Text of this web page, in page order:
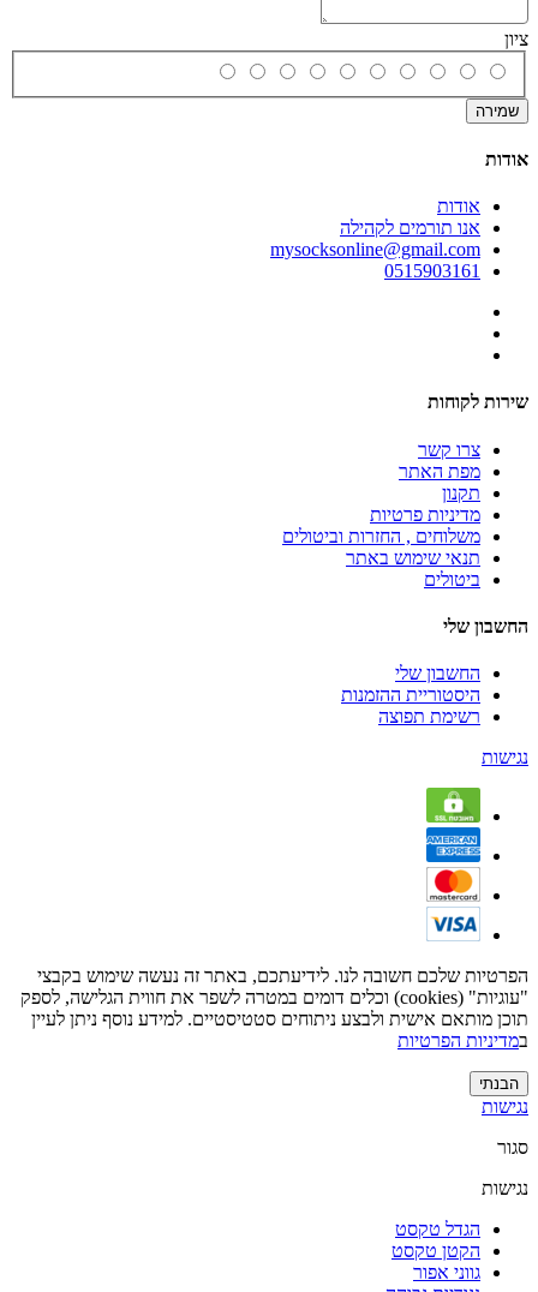
ציון
שמירה
אודות
אודות
אנו תורמים לקהילה
mysocksonline@gmail.com
0515903161
שירות לקוחות
צרו קשר
מפת האתר
תקנון
מדיניות פרטיות
משלוחים , החזרות וביטולים
תנאי שימוש באתר
ביטולים
החשבון שלי
החשבון שלי
היסטוריית ההזמנות
רשימת תפוצה
נגישות
הפרטיות שלכם חשובה לנו. לידיעתכם, באתר זה נעשה שימוש בקבצי
"עוגיות" (cookies) וכלים דומים במטרה לשפר את חווית הגלישה, לספק
תוכן מותאם אישית ולבצע ניתוחים סטטיסטיים. למידע נוסף ניתן לעיין
במדיניות הפרטיות
הבנתי
נגישות
סגור
נגישות
הגדל טקסט
הקטן טקסט
גווני אפור